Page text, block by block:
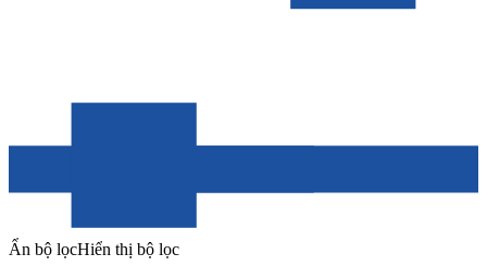
Ẩn bộ lọcHiển thị bộ lọc